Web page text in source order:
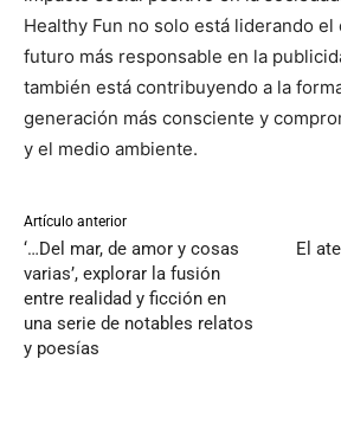
Healthy Fun no solo está liderando el
futuro más responsable en la
también está contribuyendo a la
generación más consciente y
y el medio ambiente.
Artículo anterior
‘…Del mar, de amor y cosas
varias’, explorar la fusión
entre realidad y ficción en
una serie de notables relatos
y poesías
El